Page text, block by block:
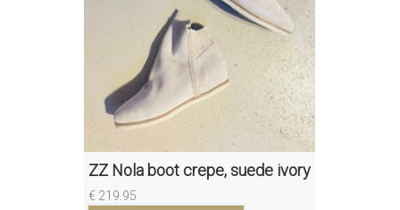
ZZ Nola boot crepe, suede ivory
€ 219.95